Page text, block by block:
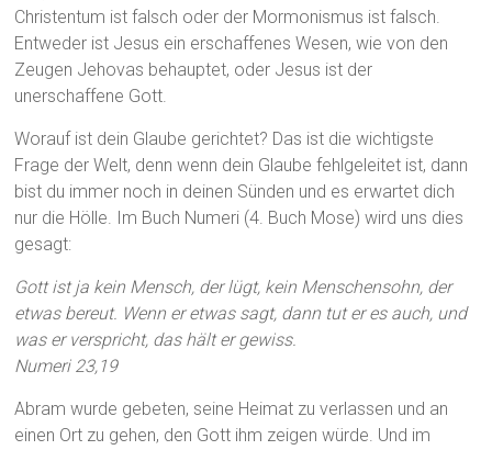
Christentum ist falsch oder der Mormonismus ist falsch.
Entweder ist Jesus ein erschaffenes Wesen, wie von den
Zeugen Jehovas behauptet, oder Jesus ist der
unerschaffene Gott.
Worauf ist dein Glaube gerichtet? Das ist die wichtigste
Frage der Welt, denn wenn dein Glaube fehlgeleitet ist, dann
bist du immer noch in deinen Sünden und es erwartet dich
nur die Hölle. Im Buch Numeri (4. Buch Mose) wird uns dies
gesagt:
Gott ist ja kein Mensch, der lügt, kein Menschensohn, der
etwas bereut. Wenn er etwas sagt, dann tut er es auch, und
was er verspricht, das hält er gewiss.
Numeri 23,19
Abram wurde gebeten, seine Heimat zu verlassen und an
einen Ort zu gehen, den Gott ihm zeigen würde. Und im